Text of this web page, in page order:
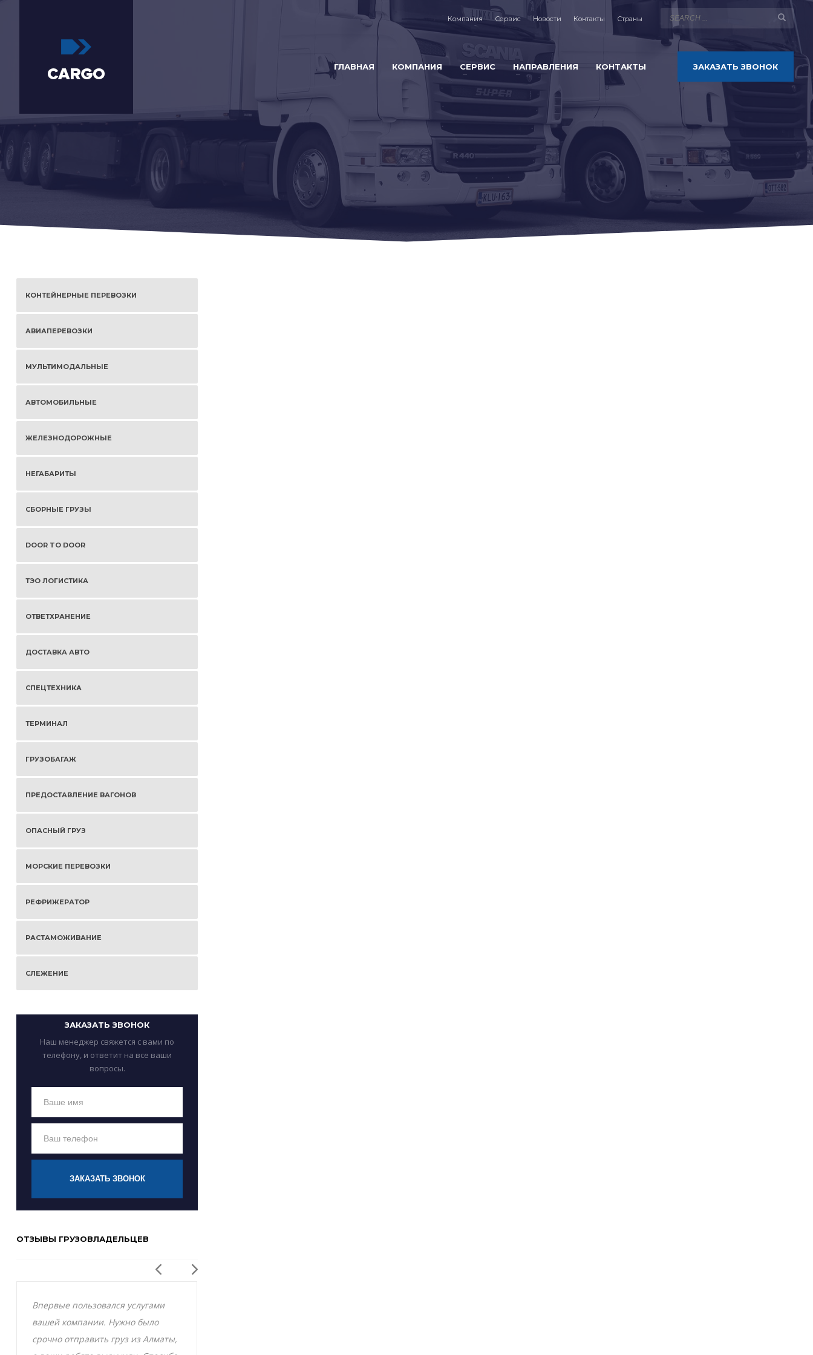
Компания Сервис Новости Контакты Страны
ГЛАВНАЯ КОМПАНИЯ СЕРВИС НАПРАВЛЕНИЯ КОНТАКТЫ ЗАКАЗАТЬ ЗВОНОК
КОНТЕЙНЕРНЫЕ ПЕРЕВОЗКИ
АВИАПЕРЕВОЗКИ
МУЛЬТИМОДАЛЬНЫЕ
АВТОМОБИЛЬНЫЕ
ЖЕЛЕЗНОДОРОЖНЫЕ
НЕГАБАРИТЫ
СБОРНЫЕ ГРУЗЫ
DOOR TO DOOR
ТЭО ЛОГИСТИКА
ОТВЕТХРАНЕНИЕ
ДОСТАВКА АВТО
СПЕЦТЕХНИКА
ТЕРМИНАЛ
ГРУЗОБАГАЖ
ПРЕДОСТАВЛЕНИЕ ВАГОНОВ
ОПАСНЫЙ ГРУЗ
МОРСКИЕ ПЕРЕВОЗКИ
РЕФРИЖЕРАТОР
РАСТАМОЖИВАНИЕ
СЛЕЖЕНИЕ
ЗАКАЗАТЬ ЗВОНОК
Наш менеджер свяжется с вами по
телефону, и ответит на все ваши
вопросы.
ЗАКАЗАТЬ ЗВОНОК
ОТЗЫВЫ ГРУЗОВЛАДЕЛЬЦЕВ
Впервые пользовался услугами
вашей компании. Нужно было
срочно отправить груз из Алматы,